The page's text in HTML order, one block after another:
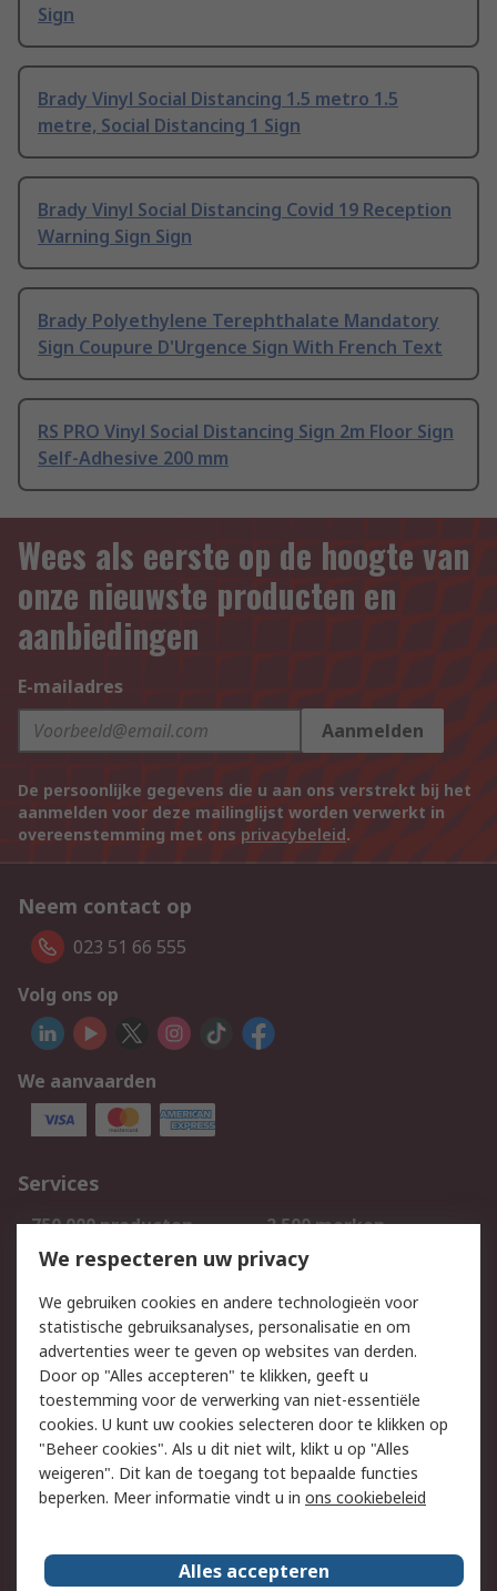
Sign
Brady Vinyl Social Distancing 1.5 metro 1.5
metre, Social Distancing 1 Sign
Brady Vinyl Social Distancing Covid 19 Reception
Warning Sign Sign
Brady Polyethylene Terephthalate Mandatory
Sign Coupure D'Urgence Sign With French Text
RS PRO Vinyl Social Distancing Sign 2m Floor Sign
Self-Adhesive 200 mm
Wees als eerste op de hoogte van
onze nieuwste producten en
aanbiedingen
E-mailadres
Aanmelden
De persoonlijke gegevens die u aan ons verstrekt bij het
aanmelden voor deze mailinglijst worden verwerkt in
overeenstemming met ons privacybeleid.
Neem contact op
023 51 66 555
Volg ons op
We aanvaarden
Services
750.000 producten
2.500 merken
Bestellen
Inkoopoplossingen
Track & Trace
Wettelijk
Cookiebeleid
Email veiligheid
Privacybeleid
Websitevoorwaarden
Algemene
verkoopvoorwaarden
Over RS
We respecteren uw privacy
We gebruiken cookies en andere technologieën voor
statistische gebruiksanalyses, personalisatie en om
advertenties weer te geven op websites van derden.
Door op "Alles accepteren" te klikken, geeft u
toestemming voor de verwerking van niet-essentiële
cookies. U kunt uw cookies selecteren door te klikken op
"Beheer cookies". Als u dit niet wilt, klikt u op "Alles
weigeren". Dit kan de toegang tot bepaalde functies
beperken. Meer informatie vindt u in ons cookiebeleid
Alles accepteren